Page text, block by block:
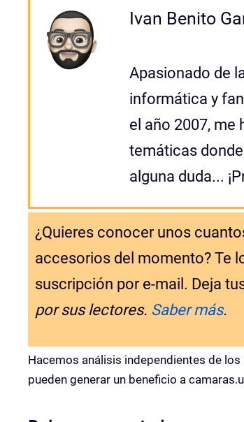
Ivan Benito
Apasionado de
informática y
el año 2007, me
temáticas
alguna duda...
¿Quieres conocer unos
accesorios del momento? Te
suscripción por e-mail. Deja
por sus lectores. Saber más.
Hacemos análisis independientes de
pueden generar un beneficio a